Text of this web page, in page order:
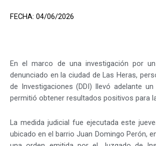
FECHA: 04/06/2026
En el marco de una investigación por
denunciado en la ciudad de Las Heras,
de Investigaciones (DDI) llevó adelante
permitió obtener resultados positivos para
La medida judicial fue ejecutada este
ubicado en el barrio Juan Domingo Perón,